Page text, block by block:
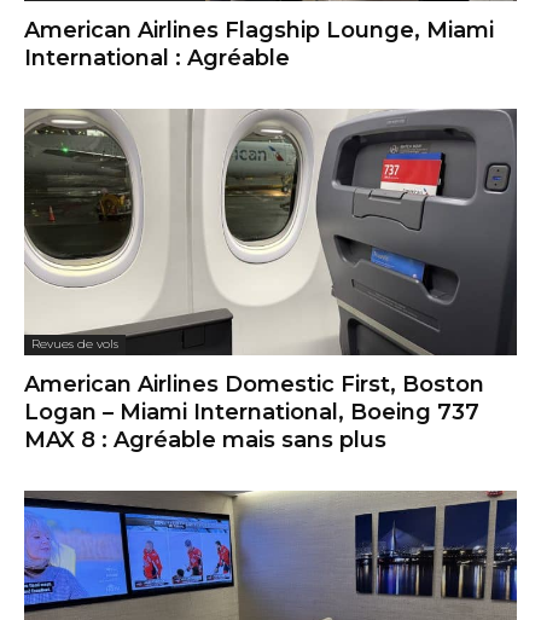
American Airlines Flagship Lounge, Miami
International : Agréable
Revues de vols
American Airlines Domestic First, Boston
Logan – Miami International, Boeing 737
MAX 8 : Agréable mais sans plus